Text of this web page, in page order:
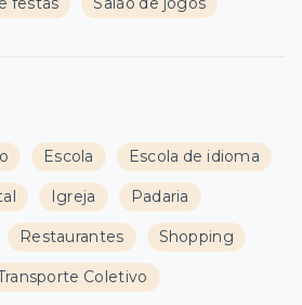
Escola Escola de idioma
Igreja Padaria
Restaurantes Shopping
Coletivo